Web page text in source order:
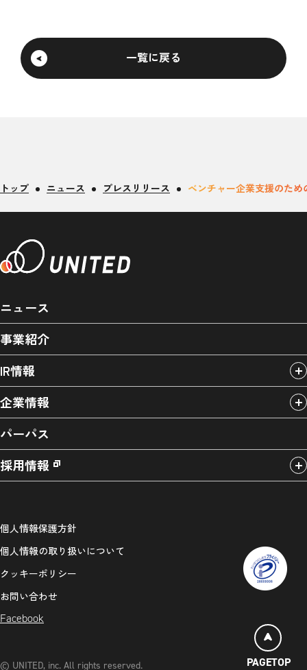
一覧に戻る
トップ ニュース プレスリリース ベンチャー企業支援のた
PAGETOP
ニュース
事業紹介
IR情報
企業情報
パーパス
採用情報
個人情報保護方針
個人情報の取り扱いについて
クッキーポリシー
お問い合わせ
Facebook
© UNITED, inc. All rights reserved.